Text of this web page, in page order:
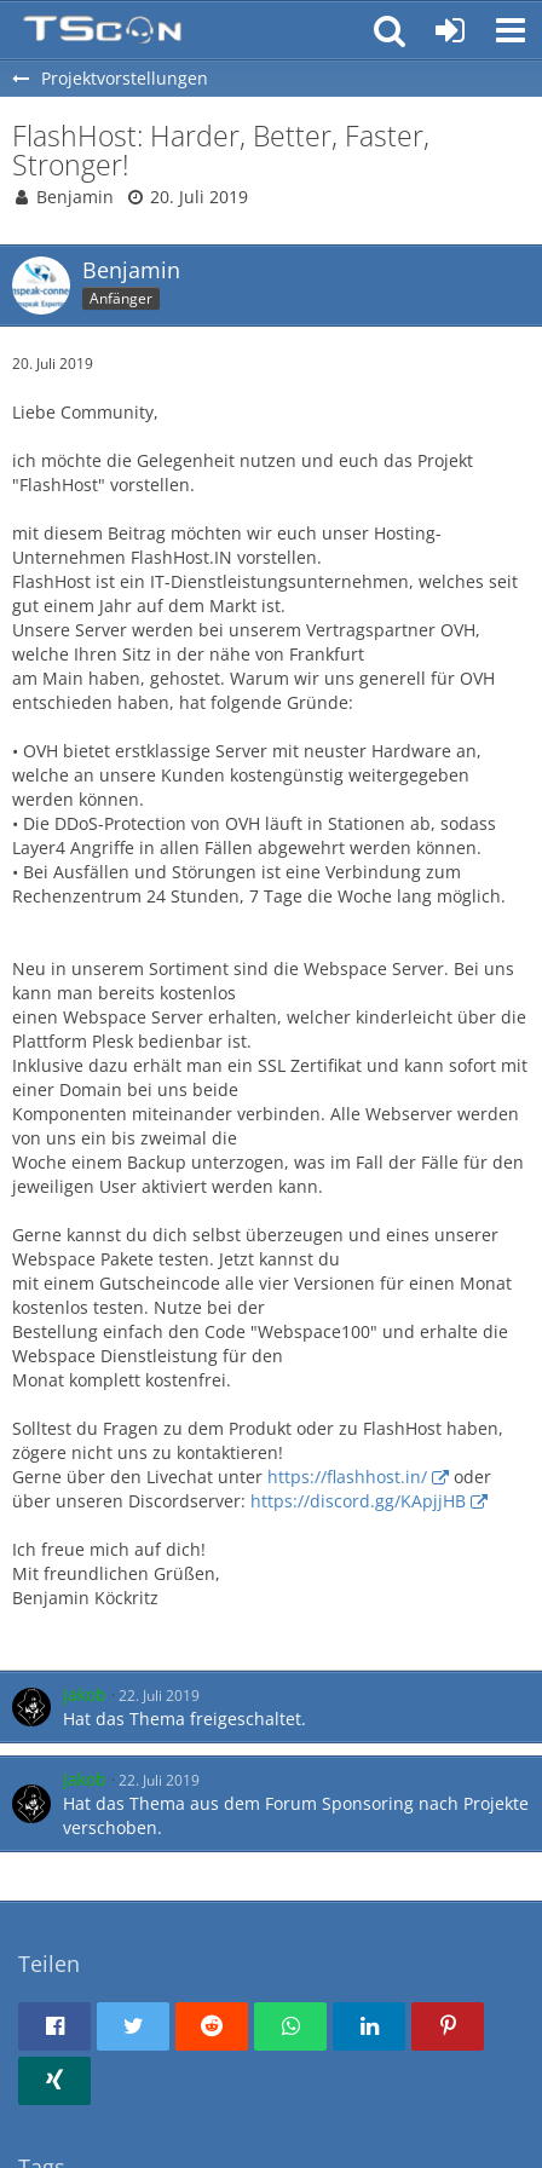
Projektvorstellungen
FlashHost: Harder, Better, Faster,
Stronger!
Benjamin 20. Juli 2019
Benjamin
Anfänger
20. Juli 2019
Liebe Community,
ich möchte die Gelegenheit nutzen und euch das Projekt
"FlashHost" vorstellen.
mit diesem Beitrag möchten wir euch unser Hosting-
Unternehmen FlashHost.IN vorstellen.
FlashHost ist ein IT-Dienstleistungsunternehmen, welches seit
gut einem Jahr auf dem Markt ist.
Unsere Server werden bei unserem Vertragspartner OVH,
welche Ihren Sitz in der nähe von Frankfurt
am Main haben, gehostet. Warum wir uns generell für OVH
entschieden haben, hat folgende Gründe:
• OVH bietet erstklassige Server mit neuster Hardware an,
welche an unsere Kunden kostengünstig weitergegeben
werden können.
• Die DDoS-Protection von OVH läuft in Stationen ab, sodass
Layer4 Angriffe in allen Fällen abgewehrt werden können.
• Bei Ausfällen und Störungen ist eine Verbindung zum
Rechenzentrum 24 Stunden, 7 Tage die Woche lang möglich.
Neu in unserem Sortiment sind die Webspace Server. Bei uns
kann man bereits kostenlos
einen Webspace Server erhalten, welcher kinderleicht über die
Plattform Plesk bedienbar ist.
Inklusive dazu erhält man ein SSL Zertifikat und kann sofort mit
einer Domain bei uns beide
Komponenten miteinander verbinden. Alle Webserver werden
von uns ein bis zweimal die
Woche einem Backup unterzogen, was im Fall der Fälle für den
jeweiligen User aktiviert werden kann.
Gerne kannst du dich selbst überzeugen und eines unserer
Webspace Pakete testen. Jetzt kannst du
mit einem Gutscheincode alle vier Versionen für einen Monat
kostenlos testen. Nutze bei der
Bestellung einfach den Code "Webspace100" und erhalte die
Webspace Dienstleistung für den
Monat komplett kostenfrei.
Solltest du Fragen zu dem Produkt oder zu FlashHost haben,
zögere nicht uns zu kontaktieren!
Gerne über den Livechat unter https://flashhost.in/
oder
über unseren Discordserver: https://discord.gg/KApjjHB
Ich freue mich auf dich!
Mit freundlichen Grüßen,
Benjamin Köckritz
Jakob 22. Juli 2019
Hat das Thema freigeschaltet.
Jakob 22. Juli 2019
Hat das Thema aus dem Forum Sponsoring nach Projekte
verschoben.
Teilen